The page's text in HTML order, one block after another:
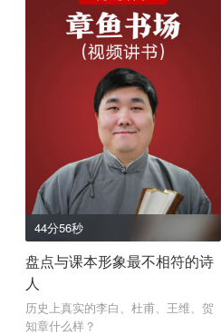
44分56秒
盘点与课本形象最不相符的诗
人
历史上真实的李白、杜甫、王维、贺
知章什么样？